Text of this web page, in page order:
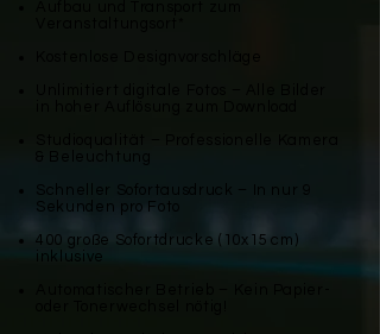
Sekunden pro Foto
400 große Sofortdrucke (10x15 cm)
inklusive